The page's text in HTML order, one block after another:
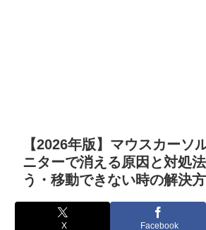
【2026年版】マウスカーソ
ニターで消える原因と対処
う・移動できない時の解決
X Facebook